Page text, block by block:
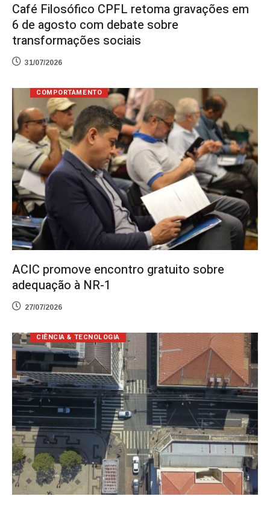
Café Filosófico CPFL retoma gravações em
6 de agosto com debate sobre
transformações sociais
31/07/2026
COMPORTAMENTO
ACIC promove encontro gratuito sobre
adequação à NR-1
27/07/2026
CIÊNCIA & TECNOLOGIA